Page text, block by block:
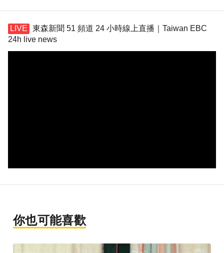
東森新聞 51 頻道 24 小時線上直播｜Taiwan EBC
24h live news
你也可能喜歡